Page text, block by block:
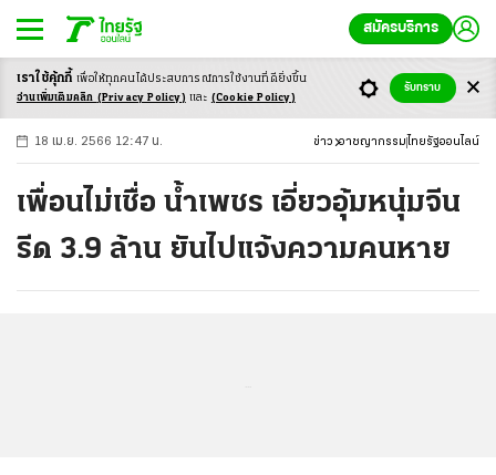
สมัครบริการ
-ก ก ก+
18 เม.ย. 2566 12:47 น. ข่าว อาชญากรรม ไทยรัฐออนไลน์
เพื่อนไม่เชื่อ น้ำเพชร เอี่ยวอุ้มหนุ่มจีน
รีด 3.9 ล้าน ยันไปแจ้งความคนหาย
เราใช้คุ้กกี้ เพื่อให้ทุกคนได้ประสบการณ์การใช้งานที่ดียิ่งขึ้น
อ่านเพิ่มเติมคลิก (Privacy Policy) และ (Cookie Policy)
รับทราบ